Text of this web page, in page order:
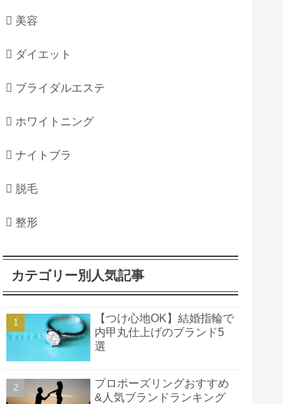
美容
ダイエット
ブライダルエステ
ホワイトニング
ナイトブラ
脱毛
整形
カテゴリー別人気記事
【つけ心地OK】結婚指輪で
内甲丸仕上げのブランド5
選
プロポーズリングおすすめ
&人気ブランドランキング